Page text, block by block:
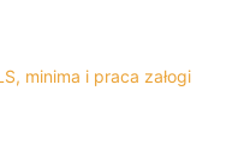
minima i praca załogi